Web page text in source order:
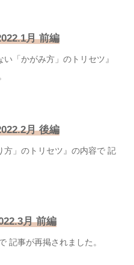
月 前編
「かがみ方」のトリセツ』
月 後編
方」のトリセツ』の内容で 記
月 前編
記事が再掲されました。